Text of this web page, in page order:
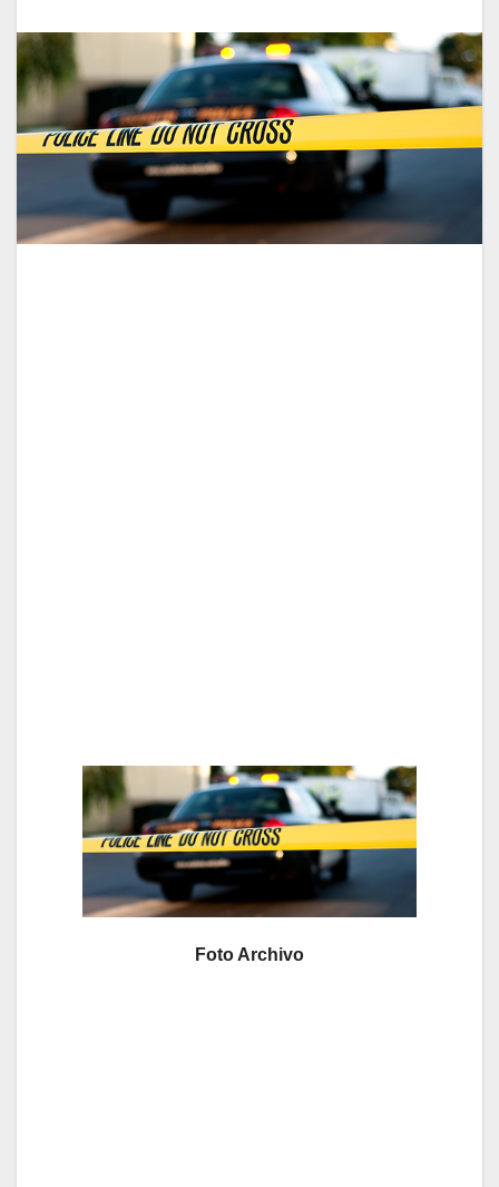
Foto Archivo